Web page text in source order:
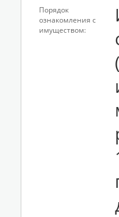
Порядок
ознакомления с
имуществом: